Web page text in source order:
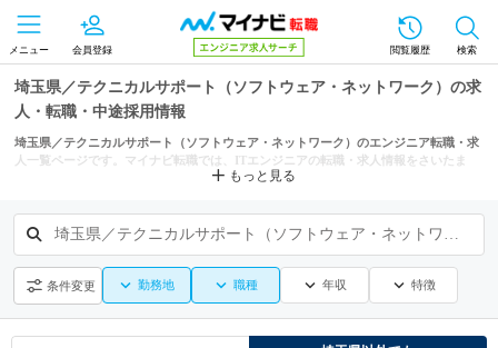
メニュー 会員登録 閲覧履歴 検索
埼玉県／テクニカルサポート（ソフトウェア・ネットワーク）の求
人・転職・中途採用情報
埼玉県／テクニカルサポート（ソフトウェア・ネットワーク）のエンジニア転職・求
人一覧ページです。マイナビ転職では、ITエンジニアの転職・求人情報をさいたま
市、川越市、川口市などの条件からも探せます。
もっと見る
埼玉県／テクニカルサポート（ソフトウェア・ネットワーク）
条件変更 勤務地 職種 年収 特徴